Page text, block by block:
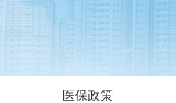
医保政策